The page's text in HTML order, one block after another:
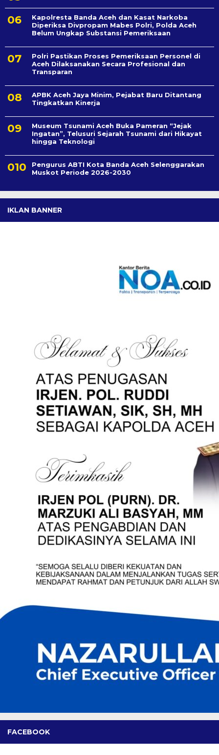
Kapolresta Banda Aceh dan Kasat Narkoba
Diperiksa Divpropam Mabes Polri, Polda Aceh
Belum Ungkap Substansi Pemeriksaan
Polri Pastikan Proses Pemeriksaan Personel di
Aceh Dilaksanakan Secara Profesional dan
Transparan
APBK Aceh Jaya Minim, Pejabat Baru Ditantang
Tingkatkan Kinerja
Museum Tsunami Aceh Buka Pameran “Jejak
Ingatan”, Telusuri Sejarah Tsunami dari Hikayat
hingga Teknologi
Pengurus ABTI Kota Banda Aceh Selenggarakan
Muskot Periode 2026-2030
IKLAN BANNER
FACEBOOK